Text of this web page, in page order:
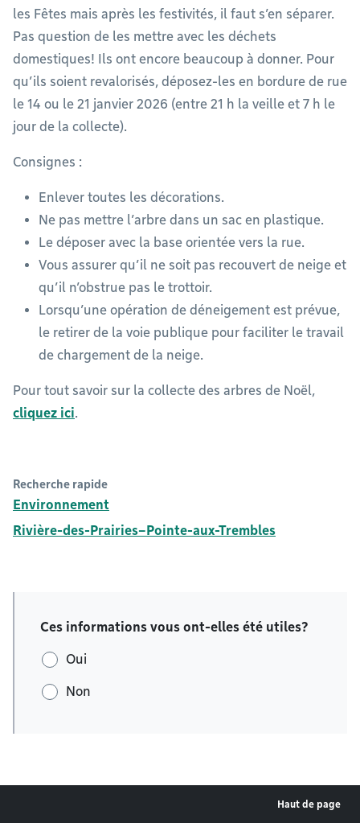
les Fêtes mais après les festivités, il faut s’en séparer.
Pas question de les mettre avec les déchets
domestiques! Ils ont encore beaucoup à donner. Pour
qu’ils soient revalorisés, déposez-les en bordure de rue
le 14 ou le 21 janvier 2026 (entre 21 h la veille et 7 h le
jour de la collecte).
Consignes :
Enlever toutes les décorations.
Ne pas mettre l’arbre dans un sac en plastique.
Le déposer avec la base orientée vers la rue.
Vous assurer qu’il ne soit pas recouvert de neige et
qu’il n’obstrue pas le trottoir.
Lorsqu’une opération de déneigement est prévue,
le retirer de la voie publique pour faciliter le travail
de chargement de la neige.
Pour tout savoir sur la collecte des arbres de Noël,
cliquez ici.
Recherche rapide
Environnement
Rivière-des-Prairies–Pointe-aux-Trembles
Ces informations vous ont-elles été utiles?
Oui
Non
Haut de page